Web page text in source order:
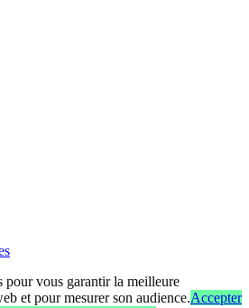
pour vous garantir la meilleure
et pour mesurer son audience.Accepter